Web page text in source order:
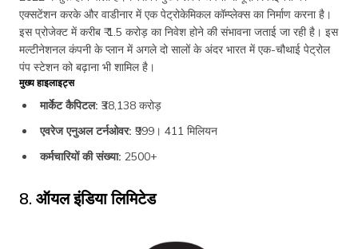
एक्सटेंशन करके और वाडीनार में एक पेट्रोकेमिकल कॉम्प्लेक्स का निर्माण करना है।
इस प्रोजेक्ट में करीब ₹ 1.5 करोड़ का निवेश होने की संभावना जताई जा रही है। इस
मल्टीनेशनल कंपनी के प्लान में अगले दो सालों के अंदर भारत में एक-चौथाई पेट्रोल
पंप स्टेशन को बढ़ाना भी शामिल है।
मुख्य हाइलाइट्स
मार्केट कैपिटल: ₹38,138 करोड़
एवरेज एनुअल टर्नओवर: ₹999। 411 मिलियन
कर्मचारियों की संख्या: 2500+
8. ऑयल इंडिया लिमिटेड